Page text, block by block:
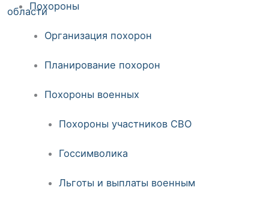
Похороны
Организация похорон
Планирование похорон
Похороны военных
Похороны участников СВО
Госсимволика
Льготы и выплаты военным